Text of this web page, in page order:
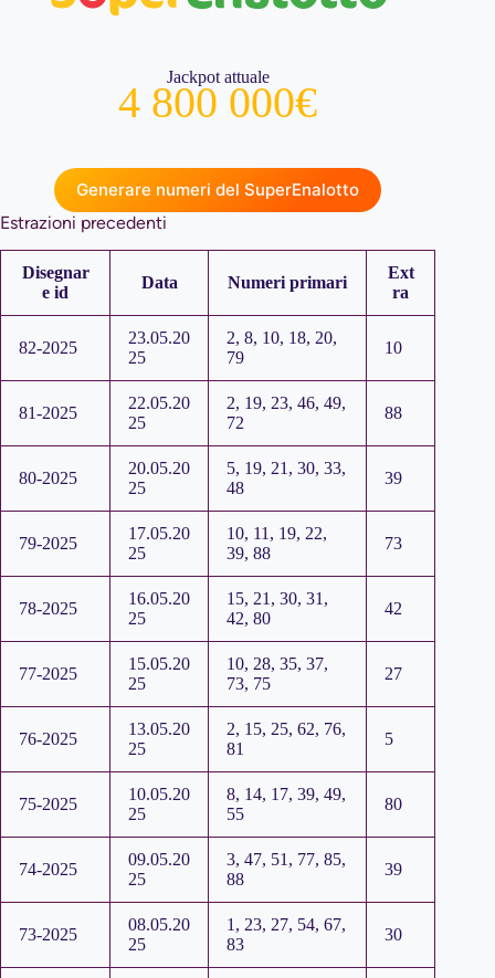
Jackpot attuale
4 800 000€
Generare numeri del SuperEnalotto
Estrazioni precedenti
Disegnar
e id
Data Numeri primari
Ext
ra
82-2025
23.05.20
25
2, 8, 10, 18, 20,
79
10
81-2025
22.05.20
25
2, 19, 23, 46, 49,
72
88
80-2025
20.05.20
25
5, 19, 21, 30, 33,
48
39
79-2025
17.05.20
25
10, 11, 19, 22,
39, 88
73
78-2025
16.05.20
25
15, 21, 30, 31,
42, 80
42
77-2025
15.05.20
25
10, 28, 35, 37,
73, 75
27
76-2025
13.05.20
25
2, 15, 25, 62, 76,
81
5
75-2025
10.05.20
25
8, 14, 17, 39, 49,
55
80
74-2025
09.05.20
25
3, 47, 51, 77, 85,
88
39
73-2025
08.05.20
25
1, 23, 27, 54, 67,
83
30